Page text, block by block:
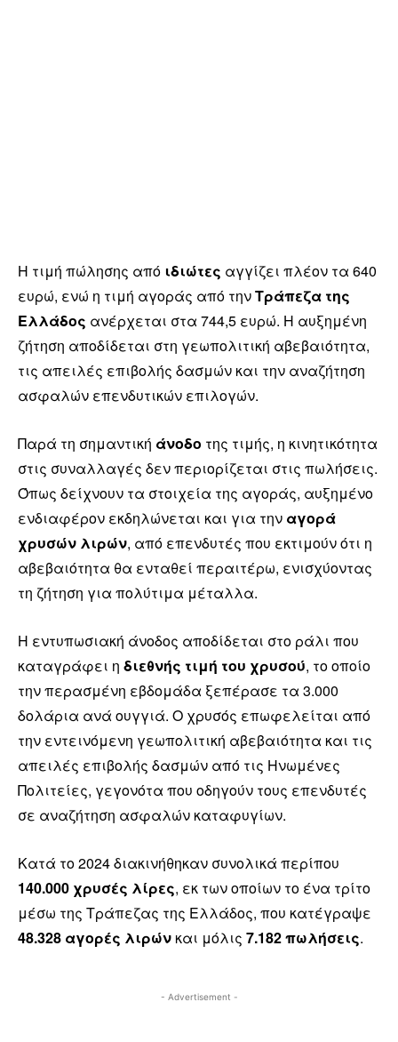
Η τιμή πώλησης από ιδιώτες αγγίζει πλέον τα 640
ευρώ, ενώ η τιμή αγοράς από τηνΤράπεζα της
Ελλάδος ανέρχεται στα 744,5 ευρώ. Η αυξημένη
ζήτηση αποδίδεται στη γεωπολιτική αβεβαιότητα,
τις απειλές επιβολής δασμών και την αναζήτηση
ασφαλών επενδυτικών επιλογών.
Παρά τη σημαντική άνοδο της τιμής, η κινητικότητα
στις συναλλαγές δεν περιορίζεται στις πωλήσεις.
Όπως δείχνουν τα στοιχεία της αγοράς, αυξημένο
ενδιαφέρον εκδηλώνεται και για την αγορά
χρυσών λιρών, από επενδυτές που εκτιμούν ότι η
αβεβαιότητα θα ενταθεί περαιτέρω, ενισχύοντας
τη ζήτηση για πολύτιμα μέταλλα.
Η εντυπωσιακή άνοδος αποδίδεται στο ράλι που
καταγράφει η διεθνής τιμή του χρυσού, το οποίο
την περασμένη εβδομάδα ξεπέρασε τα 3.000
δολάρια ανά ουγγιά. Ο χρυσός επωφελείται από
την εντεινόμενη γεωπολιτική αβεβαιότητα και τις
απειλές επιβολής δασμών από τις Ηνωμένες
Πολιτείες, γεγονότα που οδηγούν τους επενδυτές
σε αναζήτηση ασφαλών καταφυγίων.
Κατά το 2024 διακινήθηκαν συνολικά περίπου
140.000 χρυσές λίρες, εκ των οποίων το ένα τρίτο
μέσω της Τράπεζας της Ελλάδος, που κατέγραψε
48.328 αγορές λιρών και μόλις 7.182 πωλήσεις.
- Advertisement -